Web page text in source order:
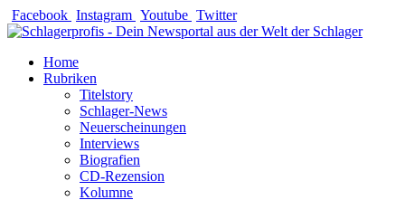
Zum
Inhalt
Facebook Instagram Youtube Twitter
Home
Rubriken
Titelstory
Schlager-News
Neuerscheinungen
Interviews
Biografien
CD-Rezension
Kolumne